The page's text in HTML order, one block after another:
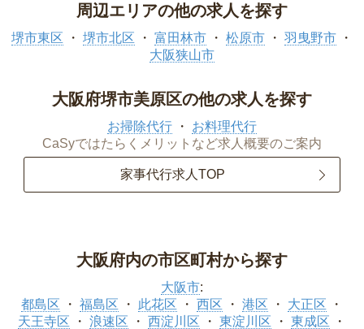
周辺エリアの他の求人を探す
堺市東区 堺市北区 富田林市 松原市
羽曳野市
大阪狭山市
大阪府堺市美原区の他の求人を探す
お掃除代行
お料理代行
CaSyではたらくメリットなど求人概要のご案内
家事代行求人TOP
大阪府内の市区町村から探す
大阪市:
都島区
福島区 此花区 西区 港区
大正区
天王寺区
浪速区 西淀川区 東淀川区
東成区